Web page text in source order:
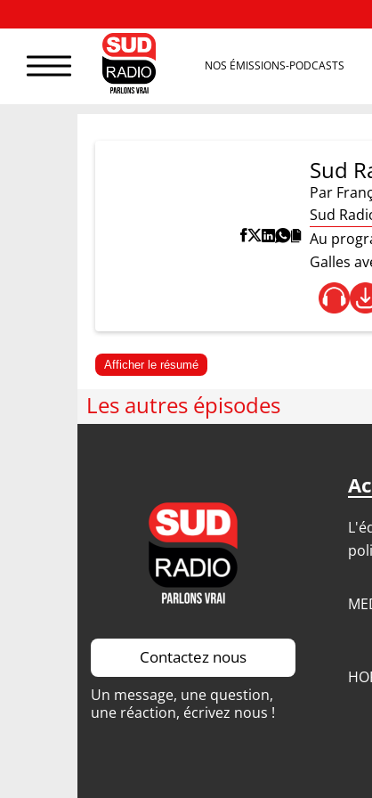
NOS ÉMISSIONS-PODCASTS
Sud
Par
Sud
Au
Galles
Afficher le résumé
Les autres épisodes
Contactez nous
Un message, une question,
une réaction, écrivez nous !